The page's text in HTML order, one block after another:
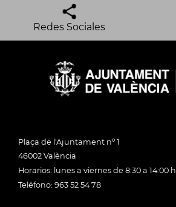
Redes Sociales
Plaça de l'Ajuntament nº 1
46002 València
Horarios: lunes a viernes de 8:30 a 14:00
Teléfono: 963 52 54 78